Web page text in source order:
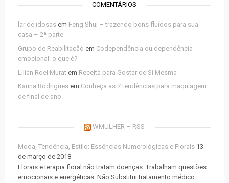
COMENTÁRIOS
lar de idosasem Feng Shui – trazendo bons fluídos para sua
casa – 2ª parte
Grupo de Reabilitação em Codependência ou dependência
emocional: o que é?
Lilian Roel Muratem Receita para Gostar de Si Mesma
Karina Rodriguesem Conheça as 7 tendências para maquiagem
de final de ano
WMULHER – RSS
Moda, Tendência, Estilo: Essências Numerológicas e Florais 13
de março de 2018
Florais e terapia floral não tratam doenças. Trabalham questões
emocionais e energéticas. Não Substitui tratamento médico.